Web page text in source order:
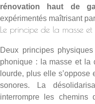
rénovation haut de
expérimentés maîtrisant
Le principe de la masse
Deux principes
phonique : la masse et la
lourde, plus elle
sonores. La
interrompre les chemins